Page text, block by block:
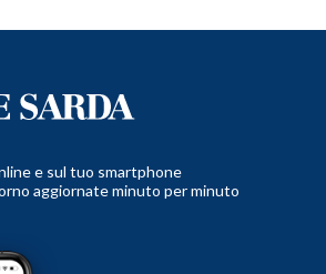
e sul tuo smartphone
aggiornate minuto per minuto